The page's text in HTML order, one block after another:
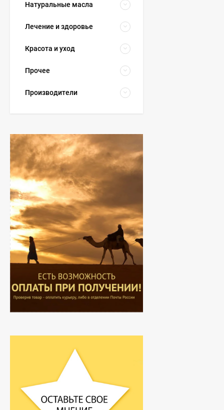
Натуральные масла
Лечение и здоровье
Красота и уход
Прочее
Производители
Hemani - Масло Усьмы